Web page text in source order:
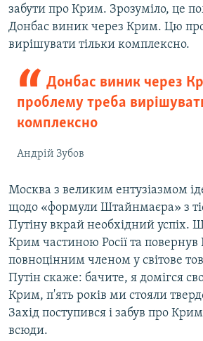
забути про Крим. Зрозуміло, це
Донбас виник через Крим. Цю
вирішувати тільки комплексно.
Донбас виник через
проблему треба
комплексно
Андрій Зубов
Москва з великим ентузіазмом
щодо «формули Штайнмаєра» з
Путіну вкрай необхідний успіх.
Крим частиною Росії та повернув
повноцінним членом у світове
Путін скаже: бачите, я домігся
Крим, п'ять років ми стояли
Захід поступився і забув про
всюди.